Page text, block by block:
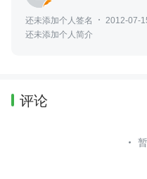
还未添加个人签名
2012-07-
还未添加个人简介
评论